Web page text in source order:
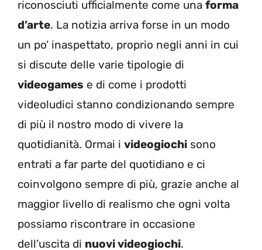
riconosciuti ufficialmente come una forma
d’arte. La notizia arriva forse in un modo
un po’ inaspettato, proprio negli anni in cui
si discute delle varie tipologie di
videogames e di come i prodotti
videoludici stanno condizionando sempre
di più il nostro modo di vivere la
quotidianità. Ormai i videogiochi sono
entrati a far parte del quotidiano e ci
coinvolgono sempre di più, grazie anche al
maggior livello di realismo che ogni volta
possiamo riscontrare in occasione
dell’uscita di nuovi videogiochi.